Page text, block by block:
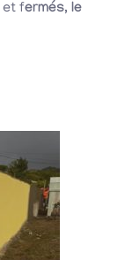
et fermés, le